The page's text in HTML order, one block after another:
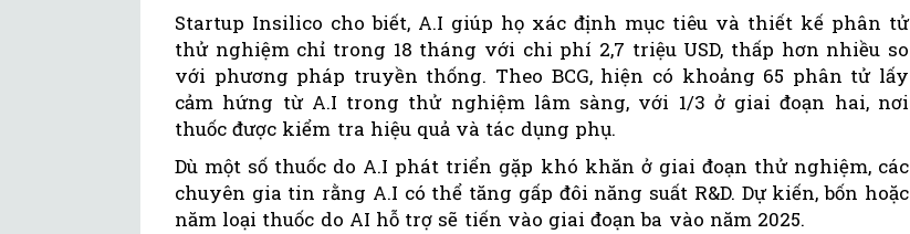
Startup Insilico cho biết, A.I giúp họ xác định mục tiêu và thiết kế phân tử
thử nghiệm chỉ trong 18 tháng với chi phí 2,7 triệu USD, thấp hơn nhiều so
với phương pháp truyền thống. Theo BCG, hiện có khoảng 65 phân tử lấy
cảm hứng từ A.I trong thử nghiệm lâm sàng, với 1/3 ở giai đoạn hai, nơi
thuốc được kiểm tra hiệu quả và tác dụng phụ.
Dù một số thuốc do A.I phát triển gặp khó khăn ở giai đoạn thử nghiệm, các
chuyên gia tin rằng A.I có thể tăng gấp đôi năng suất R&D. Dự kiến, bốn hoặc
năm loại thuốc do AI hỗ trợ sẽ tiến vào giai đoạn ba vào năm 2025.